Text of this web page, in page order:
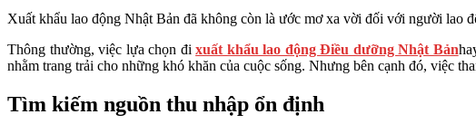
Xuất khẩu lao động Nhật Bản đã không còn là ước mơ xa vời đối với người lao
Thông thường, việc lựa chọn đixuất khẩu lao động Điều dưỡng Nhật Bản
nhằm trang trải cho những khó khăn của cuộc sống. Nhưng bên cạnh đó, việc
Tìm kiếm nguồn thu nhập ổn định